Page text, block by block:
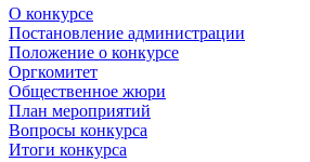
О конкурсе
Постановление администрации
Положение о конкурсе
Оргкомитет
Общественное жюри
План мероприятий
Вопросы конкурса
Итоги конкурса